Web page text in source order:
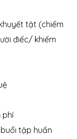
tật (chiếm
điếc/ khiếm
phí
tập huấn